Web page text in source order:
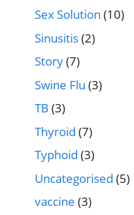
Sex Solution (10)
Sinusitis(2)
Story(7)
Swine Flu (3)
TB (3)
Thyroid (7)
Typhoid (3)
Uncategorised (5)
vaccine (3)